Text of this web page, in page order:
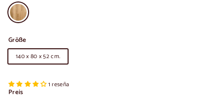
Größe
140 x 80 x 52 cm.
1 reseña
Preis